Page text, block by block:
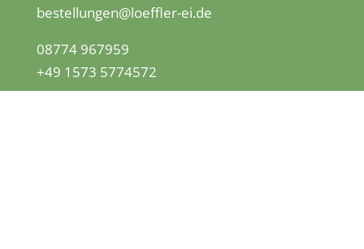
bestellungen@loeffler-ei.de
08774 967959
+49 1573 5774572